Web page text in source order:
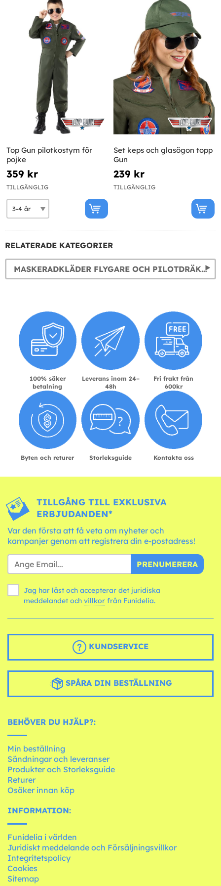
Top Gun pilotkostym för
pojke
359 kr
TILLGÄNGLIG
Set keps och glasögon topp
Gun
239 kr
TILLGÄNGLIG
RELATERADE KATEGORIER
MASKERADKLÄDER FLYGARE OCH PILOTDRÄKTER
100% säker
betalning
Leverans inom 24–
48h
Fri frakt från
600kr
Byten och returer Storleksguide Kontakta oss
TILLGÅNG TILL EXKLUSIVA
ERBJUDANDEN*
Var den första att få veta om nyheter och
kampanjer genom att registrera din e-postadress!
PRENUMERERA
Jag har läst och accepterar det juridiska
meddelandet och villkor från Funidelia.
KUNDSERVICE
SPÅRA DIN BESTÄLLNING
BEHÖVER DU HJÄLP?:
Min beställning
Sändningar och leveranser
Produkter och Storleksguide
Returer
Osäker innan köp
INFORMATION:
Funidelia i världen
Juridiskt meddelande och Försäljningsvillkor
Integritetspolicy
Cookies
Sitemap